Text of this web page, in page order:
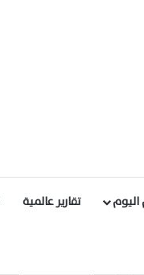
اليوم تقارير عالمية